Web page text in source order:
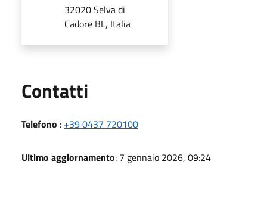
32020 Selva di
Cadore BL, Italia
Contatti
Telefono : +39 0437 720100
Ultimo aggiornamento: 7 gennaio 2026, 09:24